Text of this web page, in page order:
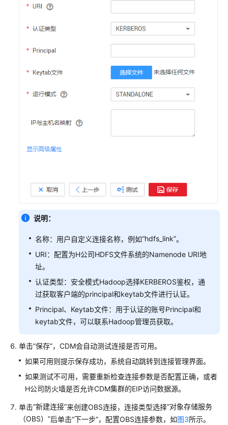
成
作
进
实
据
进
DataArts
Studio
数
践
用
户
权
最
小
权
说明：
名称：用户自定义连接名称，例如“hdfs_link”。
URI：配置为H公司HDFS文件系统的Namenode URI地
址。
认证类型：安全模式Hadoop选择KERBEROS鉴权，通
过获取客户端的principal和keytab文件进行认证。
Principal、Keytab文件：用于认证的账号Principal和
keytab文件，可以联系Hadoop管理员获取。
单击“保存”，CDM会自动测试连接是否可用。
如果可用则提示保存成功，系统自动跳转到连接管理界面。
如果测试不可用，需要重新检查连接参数是否配置正确，或者
H公司防火墙是否允许CDM集群的EIP访问数据源。
单击“新建连接”来创建OBS连接，连接类型选择“对象存储服务
（OBS）”后单击“下一步”，配置OBS连接参数，如图3所示。